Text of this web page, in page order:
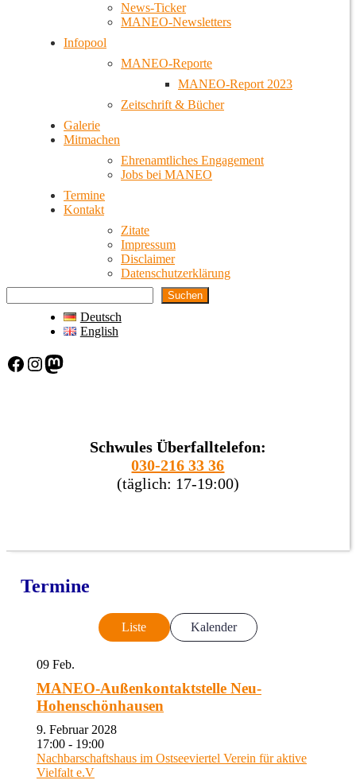
News-Ticker
MANEO-Newsletters
Infopool
MANEO-Reporte
MANEO-Report 2023
Zeitschrift & Bücher
Galerie
Mitmachen
Ehrenamtliches Engagement
Jobs bei MANEO
Termine
Kontakt
Zitate
Impressum
Disclaimer
Datenschutzerklärung
Suchen
Deutsch
English
Facebook Instagram Mastodon
Schwules Überfalltelefon:
030-216 33 36
(täglich: 17-19:00)
Termine
Liste Kalender
09 Feb.
MANEO-Außenkontaktstelle Neu-
Hohenschönhausen
9. Februar 2028
17:00 - 19:00
Nachbarschaftshaus im Ostseeviertel Verein für aktive
Vielfalt e.V